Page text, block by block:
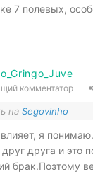
7 полевых,
комментатор
на Segovinho
я
друга и это
брак.Поэтому